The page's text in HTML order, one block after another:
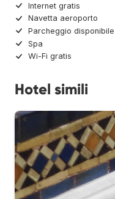
Internet gratis
Navetta aeroporto
Parcheggio disponibile
Spa
Wi-Fi gratis
Hotel simili